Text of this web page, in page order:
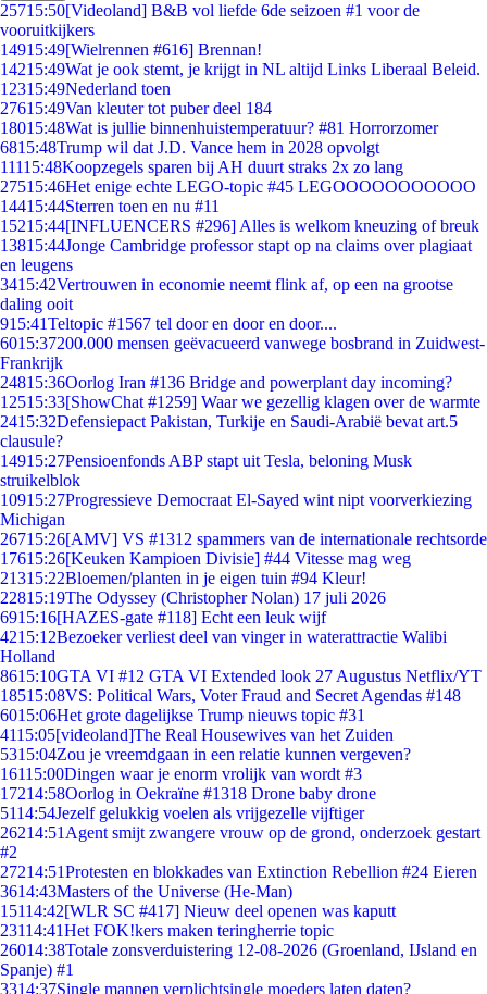
25715:50[Videoland] B&B vol liefde 6de seizoen #1 voor de
vooruitkijkers
14915:49[Wielrennen #616] Brennan!
14215:49Wat je ook stemt, je krijgt in NL altijd Links Liberaal Beleid.
12315:49Nederland toen
27615:49Van kleuter tot puber deel 184
18015:48Wat is jullie binnenhuistemperatuur? #81 Horrorzomer
6815:48Trump wil dat J.D. Vance hem in 2028 opvolgt
11115:48Koopzegels sparen bij AH duurt straks 2x zo lang
27515:46Het enige echte LEGO-topic #45 LEGOOOOOOOOOOO
14415:44Sterren toen en nu #11
15215:44[INFLUENCERS #296] Alles is welkom kneuzing of breuk
13815:44Jonge Cambridge professor stapt op na claims over plagiaat
en leugens
3415:42Vertrouwen in economie neemt flink af, op een na grootse
daling ooit
915:41Teltopic #1567 tel door en door en door....
6015:37200.000 mensen geëvacueerd vanwege bosbrand in Zuidwest-
Frankrijk
24815:36Oorlog Iran #136 Bridge and powerplant day incoming?
12515:33[ShowChat #1259] Waar we gezellig klagen over de warmte
2415:32Defensiepact Pakistan, Turkije en Saudi-Arabië bevat art.5
clausule?
14915:27Pensioenfonds ABP stapt uit Tesla, beloning Musk
struikelblok
10915:27Progressieve Democraat El-Sayed wint nipt voorverkiezing
Michigan
26715:26[AMV] VS #1312 spammers van de internationale rechtsorde
17615:26[Keuken Kampioen Divisie] #44 Vitesse mag weg
21315:22Bloemen/planten in je eigen tuin #94 Kleur!
22815:19The Odyssey (Christopher Nolan) 17 juli 2026
6915:16[HAZES-gate #118] Echt een leuk wijf
4215:12Bezoeker verliest deel van vinger in waterattractie Walibi
Holland
8615:10GTA VI #12 GTA VI Extended look 27 Augustus Netflix/YT
18515:08VS: Political Wars, Voter Fraud and Secret Agendas #148
6015:06Het grote dagelijkse Trump nieuws topic #31
4115:05[videoland]The Real Housewives van het Zuiden
5315:04Zou je vreemdgaan in een relatie kunnen vergeven?
16115:00Dingen waar je enorm vrolijk van wordt #3
17214:58Oorlog in Oekraïne #1318 Drone baby drone
5114:54Jezelf gelukkig voelen als vrijgezelle vijftiger
26214:51 Agent smijt zwangere vrouw op de grond, onderzoek gestart
#2
27214:51Protesten en blokkades van Extinction Rebellion #24 Eieren
3614:43Masters of the Universe (He-Man)
15114:42[WLR SC #417] Nieuw deel openen was kaputt
23114:41Het FOK!kers maken teringherrie topic
26014:38Totale zonsverduistering 12-08-2026 (Groenland, IJsland en
Spanje) #1
3314:37Single mannen verplichtsingle moeders laten daten?